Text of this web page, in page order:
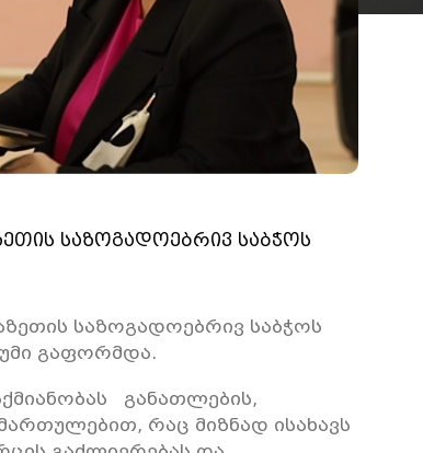
საზოგადოებრივ საბჭოს
საზოგადოებრივ საბჭოს
გაფორმდა.
განათლების,
რაც მიზნად ისახავს